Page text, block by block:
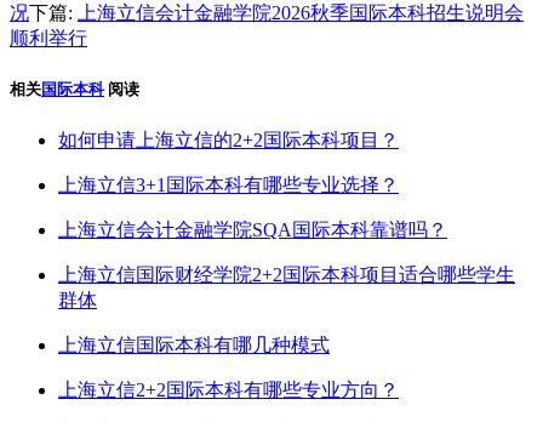
况下篇:
上海立信会计金融学院2026秋季国际本科招生说明会
顺利举行
相关国际本科 阅读
如何申请上海立信的2+2国际本科项目？
上海立信3+1国际本科有哪些专业选择？
上海立信会计金融学院SQA国际本科靠谱吗？
上海立信国际财经学院2+2国际本科项目适合哪些学生
群体
上海立信国际本科有哪几种模式
上海立信2+2国际本科有哪些专业方向？